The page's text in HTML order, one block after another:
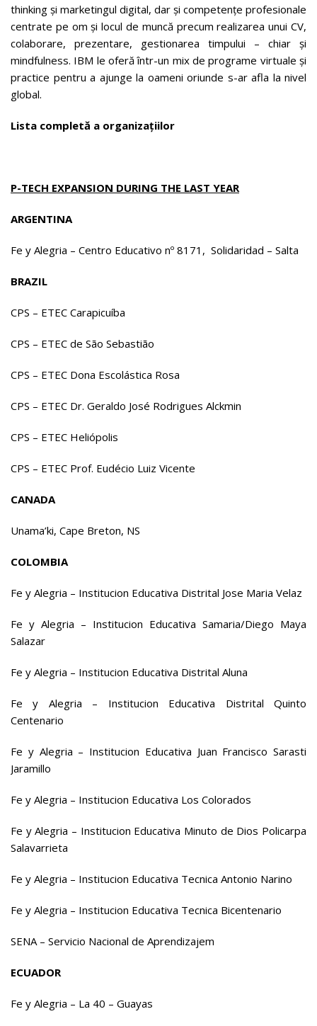
thinking și marketingul digital, dar și competențe profesionale
centrate pe om și locul de muncă precum realizarea unui CV,
colaborare, prezentare, gestionarea timpului – chiar și
mindfulness. IBM le oferă într-un mix de programe virtuale și
practice pentru a ajunge la oameni oriunde s-ar afla la nivel
global.
Lista completă a organizațiilor
P-TECH EXPANSION DURING THE LAST YEAR
ARGENTINA
Fe y Alegria – Centro Educativo nº 8171, Solidaridad – Salta
BRAZIL
CPS – ETEC Carapicuíba
CPS – ETEC de São Sebastião
CPS – ETEC Dona Escolástica Rosa
CPS – ETEC Dr. Geraldo José Rodrigues Alckmin
CPS – ETEC Heliópolis
CPS – ETEC Prof. Eudécio Luiz Vicente
CANADA
Unama’ki, Cape Breton, NS
COLOMBIA
Fe y Alegria – Institucion Educativa Distrital Jose Maria Velaz
Fe y Alegria – Institucion Educativa Samaria/Diego Maya
Salazar
Fe y Alegria – Institucion Educativa Distrital Aluna
Fe y Alegria – Institucion Educativa Distrital Quinto
Centenario
Fe y Alegria – Institucion Educativa Juan Francisco Sarasti
Jaramillo
Fe y Alegria – Institucion Educativa Los Colorados
Fe y Alegria – Institucion Educativa Minuto de Dios Policarpa
Salavarrieta
Fe y Alegria – Institucion Educativa Tecnica Antonio Narino
Fe y Alegria – Institucion Educativa Tecnica Bicentenario
SENA – Servicio Nacional de Aprendizajem
ECUADOR
Fe y Alegria – La 40 – Guayas